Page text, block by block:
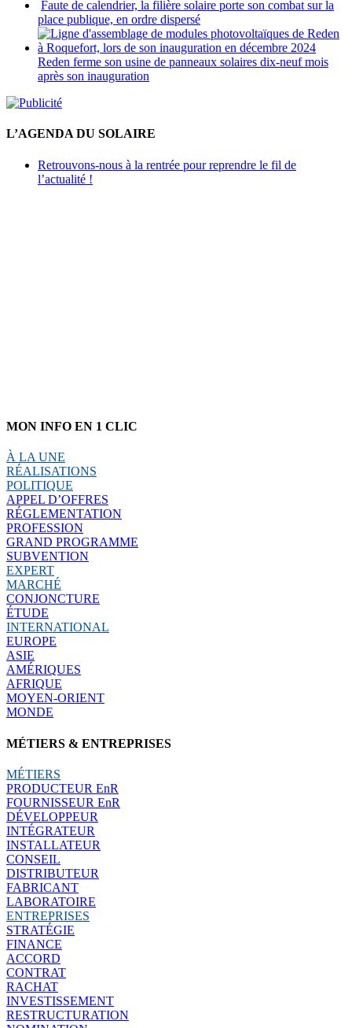
Faute de calendrier, la filière solaire porte son combat sur la
place publique, en ordre dispersé
Reden ferme son usine de panneaux solaires dix-neuf mois
après son inauguration
L’AGENDA DU SOLAIRE
Retrouvons-nous à la rentrée pour reprendre le fil de
l’actualité !
MON INFO EN 1 CLIC
À LA UNE
RÉALISATIONS
POLITIQUE
APPEL D’OFFRES
RÉGLEMENTATION
PROFESSION
GRAND PROGRAMME
SUBVENTION
EXPERT
MARCHÉ
CONJONCTURE
ÉTUDE
INTERNATIONAL
EUROPE
ASIE
AMÉRIQUES
AFRIQUE
MOYEN-ORIENT
MONDE
MÉTIERS & ENTREPRISES
MÉTIERS
PRODUCTEUR EnR
FOURNISSEUR EnR
DÉVELOPPEUR
INTÉGRATEUR
INSTALLATEUR
CONSEIL
DISTRIBUTEUR
FABRICANT
LABORATOIRE
ENTREPRISES
STRATÉGIE
FINANCE
ACCORD
CONTRAT
RACHAT
INVESTISSEMENT
RESTRUCTURATION